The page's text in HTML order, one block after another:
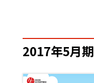
2017年5月期